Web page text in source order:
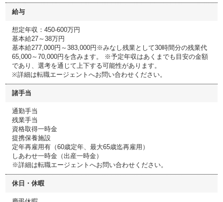
給与
想定年収：450-600万円
基本給27～38万円
基本給277,000円～383,000円※みなし残業として30時間分の残業代
65,000～70,000円を含みます。 ※予定年収はあくまでも目安の金額
であり、選考を通じて上下する可能性があります。
※詳細は転職エージェントへお問い合わせください。
諸手当
通勤手当
残業手当
資格取得一時金
提携保養施設
定年再雇用有（60歳定年、最大65歳迄再雇用）
しあわせ一時金（出産一時金）
※詳細は転職エージェントへお問い合わせください。
休日・休暇